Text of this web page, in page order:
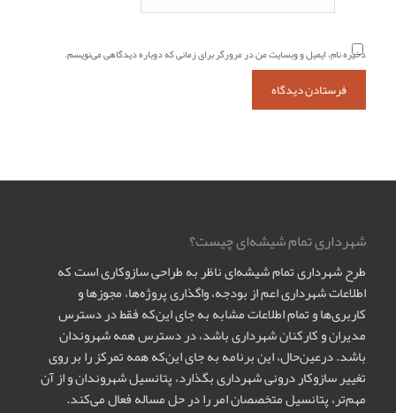
ذخیره نام، ایمیل و وبسایت من در مرورگر برای زمانی که دوباره دیدگاهی می‌نویسم.
شهرداری تمام شیشه‌ای چیست؟
طرح شهرداری تمام شیشه‌ای ناظر به طراحی سازوکاری است که
اطلاعات شهرداری اعم از بودجه، واگذاری پروژه‌ها، مجوزها و
کاربری‌ها و تمام اطلاعات مشابه به جای این‌که فقط در دسترس
مدیران و کارکنان شهرداری باشد، در دسترس همه شهروندان
باشد. درعین‌حال، این برنامه به جای این‌که همه تمرکز را بر روی
تغییر سازوکار درونی شهرداری بگذارد، پتانسیل شهروندان و از آن
مهم‌تر، پتانسیل متخصصان امر را در حل مساله فعال می‌کند.